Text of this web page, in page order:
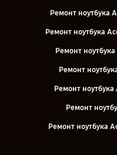
Ремонт ноутбука
Ремонт ноутбука
Ремонт
Ремонт
Ремонт ноутбука
Ремонт
Ремонт ноутбука